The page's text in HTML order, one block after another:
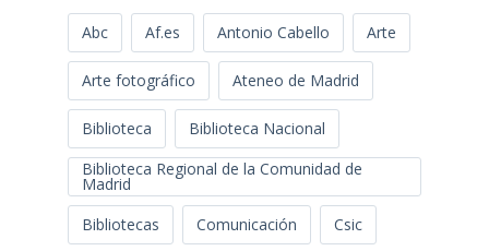
Abc Af.es Antonio Cabello Arte
Arte fotográfico Ateneo de Madrid
Biblioteca
Biblioteca Nacional
Biblioteca Regional de la Comunidad de
Madrid
Bibliotecas
Comunicación Csic